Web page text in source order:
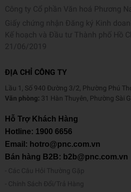
Công ty Cổ phần Văn hoá Phương
Giấy chứng nhận Đăng ký Kinh
Kế hoạch và Đầu tư Thành phố Hồ
21/06/2019
ĐỊA CHỈ CÔNG TY
Lầu 1, Số 940 Đường 3/2, Phường Phú
Văn phòng: 31 Hàn Thuyên, Phường Sài
Hỗ Trợ Khách Hàng
Hotline: 1900 6656
Email: hotro@pnc.com.vn
Bán hàng B2B: b2b@pnc.com.vn
Các Câu Hỏi Thường Gặp
Chính Sách Đổi/Trả Hàng